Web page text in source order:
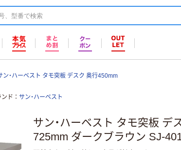
ン・ハーベスト タモ突板 デスク 奥行450mm
ンド サン・ハーベスト
サン・ハーベスト タモ突板 デ
725mm ダークブラウン SJ-